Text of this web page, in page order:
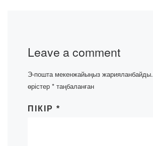
Leave a comment
Э-пошта мекенжайыңыз жарияланбайды.
өрістер * таңбаланған
ПІКІР *